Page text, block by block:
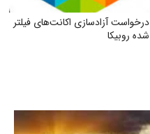
درخواست آزادسازی اکانت‌های فیلتر
شده روبیکا